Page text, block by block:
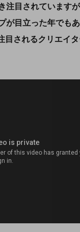
注目されていますが
が目立った年でも
目されるクリエイ